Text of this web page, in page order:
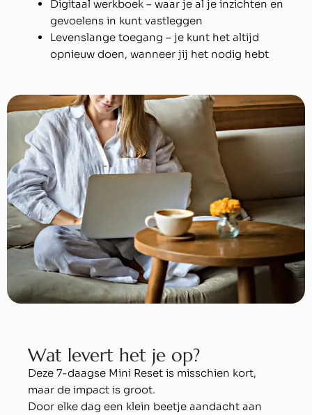
Digitaal werkboek – waar je al je inzichten en
gevoelens in kunt vastleggen
Levenslange toegang – je kunt het altijd
opnieuw doen, wanneer jij het nodig hebt
Wat levert het je op?
Deze 7-daagse Mini Reset is misschien kort,
maar de impact is groot.
Door elke dag een klein beetje aandacht aan